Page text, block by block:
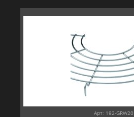
Арт: 192-GRW20